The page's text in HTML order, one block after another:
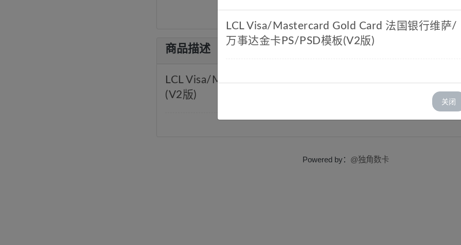
商品描述
LCL Visa/Mastercard Gold Card 法国银行维萨/万事达金卡
(V2版)
LCL Visa/Mastercard Gold Card 法国银行维萨/
万事达金卡PS/PSD模板(V2版)
关闭
Powered by： @独角数卡